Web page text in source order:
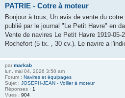
PATRIE - Cotre à moteur
Bonjour à tous, Un avis de vente du cotre
publié par le journal "Le Petit Havre" en
Vente de navires Le Petit Havre 1919-
Rochefort (5 tx. , 30 cv.). Le navire a
par markab
lun. mai 04, 2026 3:50 am
Forum : Navires et équipages
Sujet : JOSEPH-JEAN - Voilier à moteur
Réponses : 1
Vues : 904